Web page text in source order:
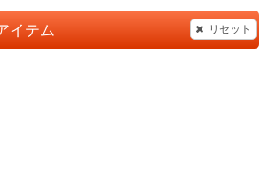
イテム リセット